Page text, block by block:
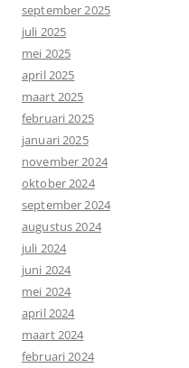
september 2025
juli 2025
mei 2025
april 2025
maart 2025
februari 2025
januari 2025
november 2024
oktober 2024
september 2024
augustus 2024
juli 2024
juni 2024
mei 2024
april 2024
maart 2024
februari 2024